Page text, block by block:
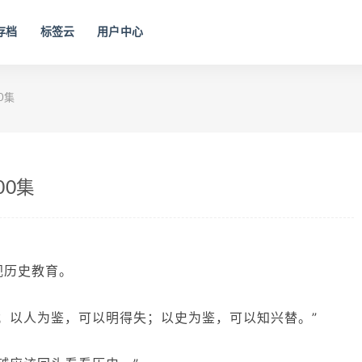
档 标签云 用户中心
集
集
史教育。
以人为鉴，可以明得失；以史为鉴，可以知兴替。”